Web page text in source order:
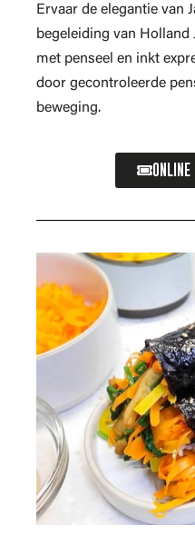
Ervaar de elegantie van
begeleiding van Holland
met penseel en inkt
door gecontroleerde
beweging.